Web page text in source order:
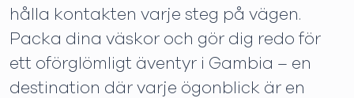
hålla kontakten varje steg på vägen.
Packa dina väskor och gör dig redo för
ett oförglömligt äventyr i Gambia – en
destination där varje ögonblick är en